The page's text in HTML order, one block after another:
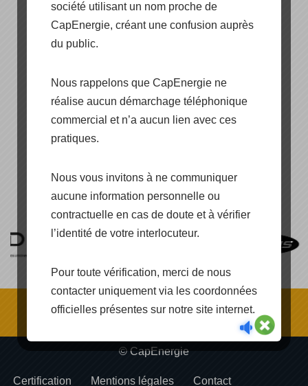
© CapEnergie
Certification Mentions légales Contact
société utilisant un nom proche de
CapEnergie, créant une confusion auprès
du public.
Nous rappelons que CapEnergie ne
réalise aucun démarchage téléphonique
commercial et n’a aucun lien avec ces
pratiques.
Nous vous invitons à ne communiquer
aucune information personnelle ou
contractuelle en cas de doute et à vérifier
l’identité de votre interlocuteur.
Pour toute vérification, merci de nous
contacter uniquement via les coordonnées
officielles présentes sur notre site internet.